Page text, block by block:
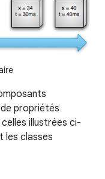
propriétés
illustrées ci-
les classes